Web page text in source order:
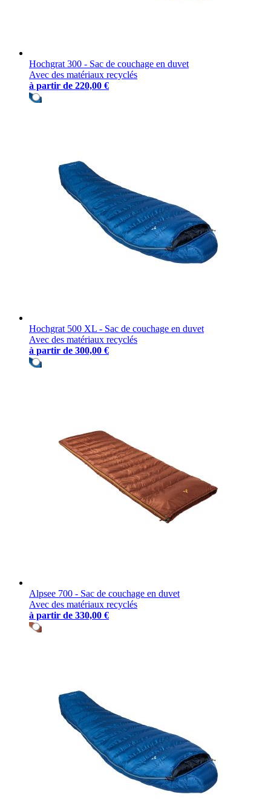
Hochgrat 300 - Sac de couchage en duvet
Avec des matériaux recyclés
à partir de 220,00 €
Hochgrat 500 XL - Sac de couchage en duvet
Avec des matériaux recyclés
à partir de 300,00 €
Alpsee 700 - Sac de couchage en duvet
Avec des matériaux recyclés
à partir de 330,00 €